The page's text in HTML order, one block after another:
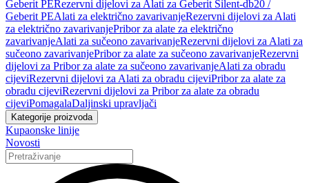
Geberit PERezervni dijelovi za Alati za Geberit Silent-db20 /
Geberit PEAlati za električno zavarivanjeRezervni dijelovi za Alati
za električno zavarivanjePribor za alate za električno
zavarivanjeAlati za sučeono zavarivanjeRezervni dijelovi za Alati za
sučeono zavarivanjePribor za alate za sučeono zavarivanjeRezervni
dijelovi za Pribor za alate za sučeono zavarivanjeAlati za obradu
cijeviRezervni dijelovi za Alati za obradu cijeviPribor za alate za
obradu cijeviRezervni dijelovi za Pribor za alate za obradu
cijeviPomagalaDaljinski upravljači
Kategorije proizvoda
Kupaonske linije
Novosti